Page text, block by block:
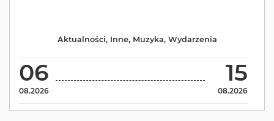
06
08.2026
15
08.2026
Aktualności, Inne, Muzyka, Wydarzenia